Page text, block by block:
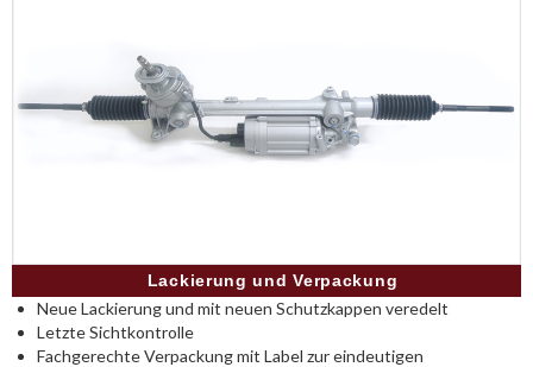
Lackierung und Verpackung
Neue Lackierung und mit neuen Schutzkappen veredelt
Letzte Sichtkontrolle
Fachgerechte Verpackung mit Label zur eindeutigen